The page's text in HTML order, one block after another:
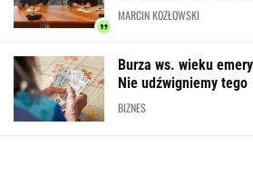
MARCIN KOZŁOWSKI
Burza ws. wieku
Nie udźwigniemy tego
BIZNES